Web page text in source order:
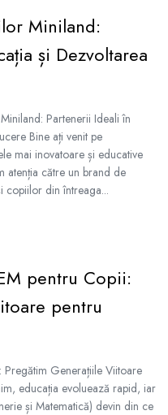
Miniland:
și Dezvoltarea
Partenerii Ideali în
Bine ați venit pe
mai inovatoare și educative
atenția către un brand de
copiilor din întreaga...
pentru Copii:
pentru
Pregătim Generațiile Viitoare
educația evoluează rapid, iar
și Matematică) devin din ce